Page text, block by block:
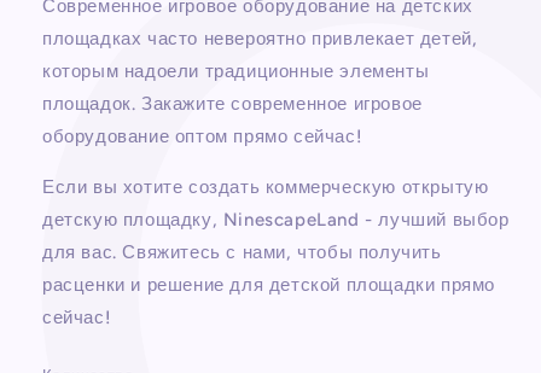
Современное игровое оборудование на детских
площадках часто невероятно привлекает детей,
которым надоели традиционные элементы
площадок. Закажите современное игровое
оборудование оптом прямо сейчас!
Если вы хотите создать коммерческую открытую
детскую площадку, NinescapeLand - лучший выбор
для вас. Свяжитесь с нами, чтобы получить
расценки и решение для детской площадки прямо
сейчас!